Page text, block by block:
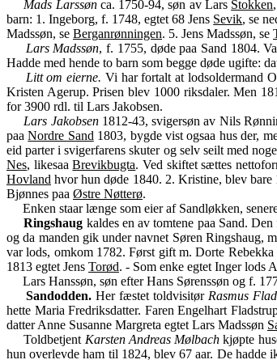
Mads Larssønca. 1750-94, søn av Lars Stokken
barn: 1. Ingeborg, f. 1748, egtet 68 Jens Sevik, se
Madssøn, se Berganrønningen. 5. Jens Madssøn, se
Lars Madssøn, f. 1755, døde paa Sand 1804.
Hadde med hende to barn som begge døde ugifte:
Litt om eierne. Vi har fortalt at lodsoldermand
Kristen Agerup. Prisen blev 1000 riksdaler. Men
for 3900 rdl. til Lars Jakobsen.
Lars Jakobsen1812-43, svigersøn av Nils
paaNordre Sand 1803, bygde vist ogsaa hus der,
eid parter i svigerfarens skuter og selv seilt med
Nes, likesaaBrevikbugta. Ved skiftet sættes
Hovland hvor hun døde 1840. 2. Kristine, blev bare
Bjønnes paa Østre Nøtterø.
Enken staar længe som eier af Sandløkken,
Ringshaug kaldes en av tomtene paa Sand.
og da manden gik under navnet Søren Ringshaug,
var lods, omkom 1782. Først gift m. Dorte
1813 egtet Jens Torød. - Som enke egtet Inger lods
Lars Hanssøn, søn efter Hans Sørenssøn og f.
Sandodden. Her fæstet toldvisitør Rasmus
hette Maria Fredriksdatter. FarenEngelhart
datter Anne Susanne Margreta egtet Lars Madssøn
Toldbetjent Karsten Andreas Mølbach kjøpte
hun overlevde ham til 1824, blev 67 aar. De hadde